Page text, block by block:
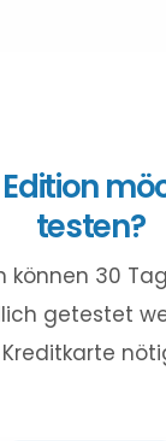
testen?
können 30
getestet
Kreditkarte